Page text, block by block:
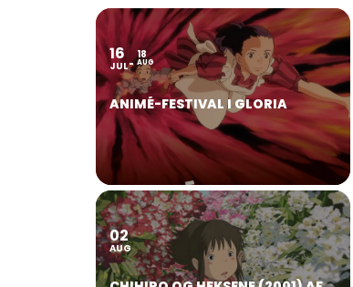
16
JUL
18
AUG
ANIMÉ-FESTIVAL I GLORIA
02
AUG